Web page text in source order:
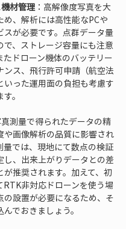
材管理 ：高解像度写真を大
め、解析には高性能なPCや
スが必要です。点群データ量
で、ストレージ容量にも注意
たドローン機体のバッテリー
ンス、飛行許可申請（航空法
いった運用面の負担も考慮す
測量で得られたデータの精
や画像解析の品質に影響され
量では、現地にて数点の検証
し、出来上がりデータとの差
が推奨されます。加えて、初
RTK非対応ドローンを使う場
の設置が必要になるため、そ
でおきましょう。